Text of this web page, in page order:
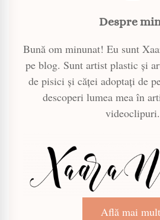
Despre
Bună om minunat! Eu sunt
pe blog. Sunt artist plastic și
de pisici și căței adoptați de
descoperi lumea mea în
videoclipuri.
Află mai